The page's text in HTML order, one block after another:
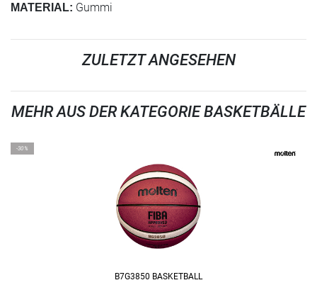
MATERIAL: Gummi
ZULETZT ANGESEHEN
MEHR AUS DER KATEGORIE BASKETBÄLLE
-30%
B7G3850 BASKETBALL